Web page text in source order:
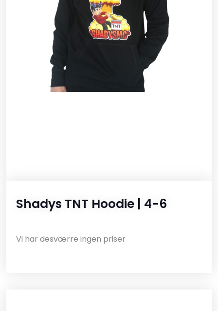
Shadys TNT Hoodie | 4-6
Vi har desværre ingen priser